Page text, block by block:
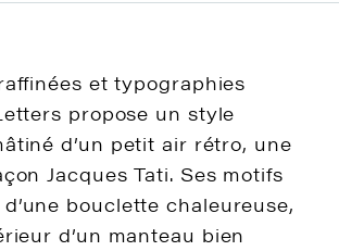
et typographies
propose un style
d’un petit air rétro, une
Jacques Tati. Ses motifs
bouclette chaleureuse,
d’un manteau bien